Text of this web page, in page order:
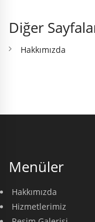
Diğer
Hakkımızda
Menüler
Hakkımızda
Hizmetlerimiz